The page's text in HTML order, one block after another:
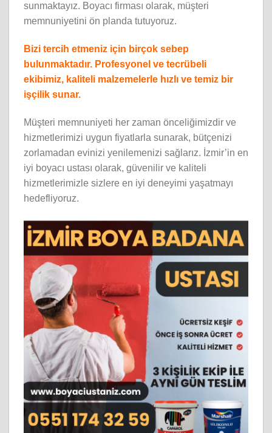
sunmaktayız. Boyacı firması olarak, müşteri
memnuniyetini ön planda tutuyoruz.
Bizi tercih etmeniz için birçok sebep
bulunmaktadır. Profesyonel ve tecrübeli
ekibimiz, kaliteli malzemelerle hızlı ve temiz bir
işçilik sunar.
Müşteri memnuniyeti her zaman önceliğimizdir ve
hizmetlerimizi uygun fiyatlarla sunarak, bütçenizi
zorlamadan evinizi yenilemenizi sağlarız. İzmir’in en
iyi boyacı ustası olarak, güvenilir ve kaliteli
hizmetlerimizle sizlere en iyi deneyimi yaşatmayı
hedefliyoruz.